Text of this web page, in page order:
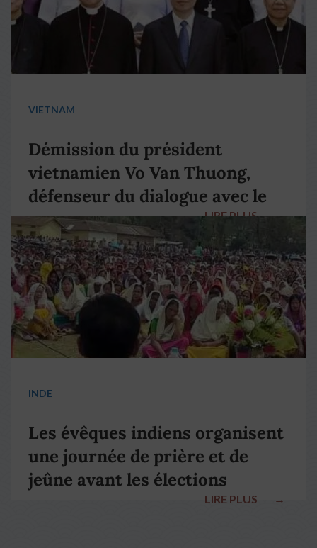
VIETNAM
Démission du président
vietnamien Vo Van Thuong,
défenseur du dialogue avec le
pape François
LIRE PLUS →
INDE
Les évêques indiens organisent
une journée de prière et de
jeûne avant les élections
LIRE PLUS →